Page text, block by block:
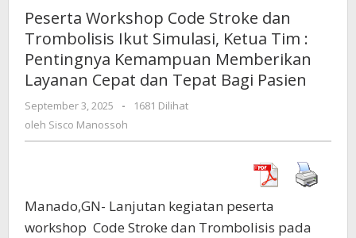
Stroke
dan
Trombolisis
Ikut
Simulasi,
Ketua
:
Layanan
Cepat
Peserta Workshop Code Stroke dan
Trombolisis Ikut Simulasi, Ketua Tim :
Pentingnya Kemampuan Memberikan
Layanan Cepat dan Tepat Bagi Pasien
September 3, 2025
oleh
Sisco
-
1681 Dilihat
oleh Sisco Manossoh
Manado,GN- Lanjutan kegiatan peserta
workshop Code Stroke dan Trombolisis pada